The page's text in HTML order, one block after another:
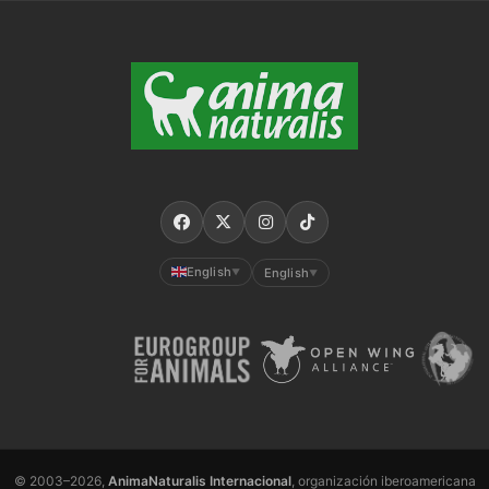
English ▼ English ▼
© 2003–2026, AnimaNaturalis Internacional, organización iberoamericana